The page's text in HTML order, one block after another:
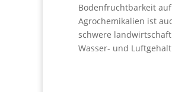
Bodenfruchtbarkeit
Agrochemikalien ist
schwere
Wasser- und